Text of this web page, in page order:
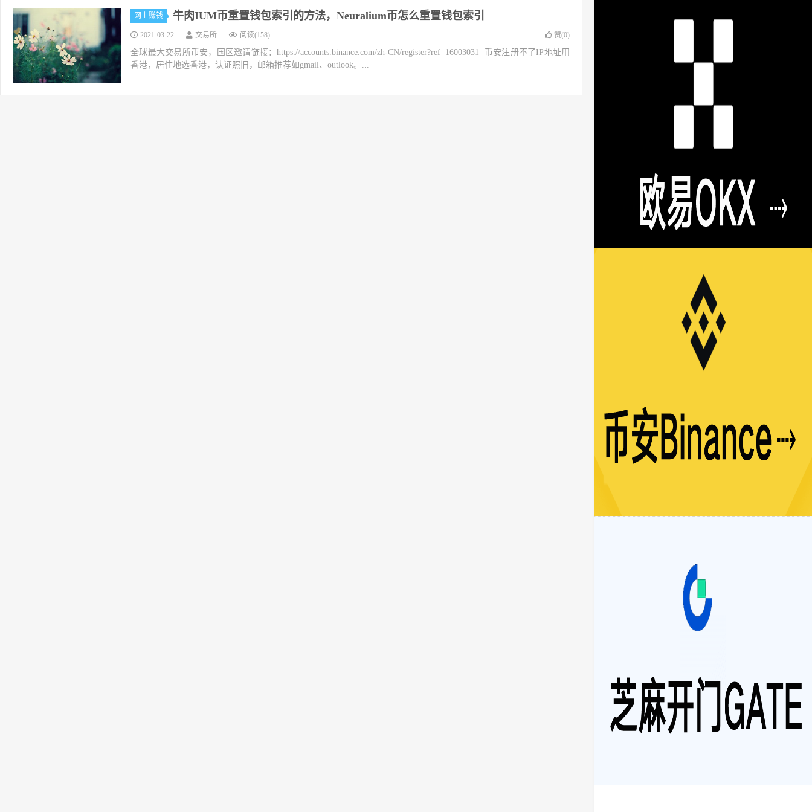
网上赚钱 牛肉IUM币重置钱包索引的方法，Neuralium币怎么重置钱包索引
2021-03-22 交易所 阅读(158) 赞(0)
全球最大交易所币安，国区邀请链接：https://accounts.binance.com/zh-CN/register?ref=16003031 币安注册不了IP地址用
香港，居住地选香港，认证照旧，邮箱推荐如gmail、outlook。...